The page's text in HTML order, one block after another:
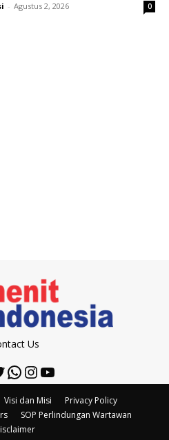
- Agustus 2, 2026 0
Us
WhatsApp
Instagram
YouTube
Visi dan Misi
Privacy Policy
SOP Perlindungan Wartawan